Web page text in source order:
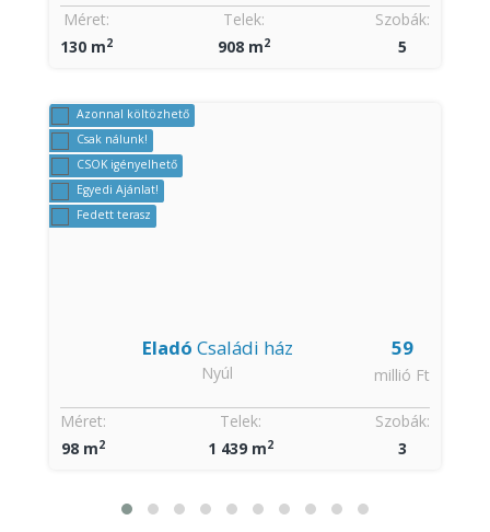
Szobák:
5
Méret:
130 m2
Telek:
908 m2
Azonnal költözhető
Csak nálunk!
CSOK igényelhető
Egyedi Ajánlat!
Fedett terasz
59
millió Ft
Eladó Családi ház
Nyúl
Szobák:
3
Méret:
98 m2
Telek:
1 439 m2